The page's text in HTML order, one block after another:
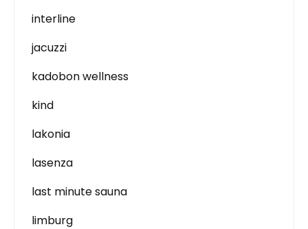
interline
jacuzzi
kadobon wellness
kind
lakonia
lasenza
last minute sauna
limburg